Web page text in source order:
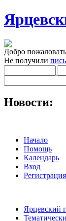
Добро
Не получили
Новости:
Начало
Помощь
Календарь
Вход
Регистрация
Ярцевский